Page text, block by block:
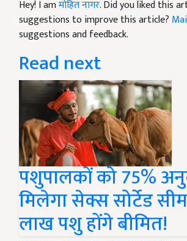
Hey! I amमोहित नागर. Did you liked this
suggestions to improve this article?
suggestions and feedback.
Read next
पशुपालकों को 75%
मिलेगा सेक्स सोर्टेड
लाख पशु होंगे बीमित!